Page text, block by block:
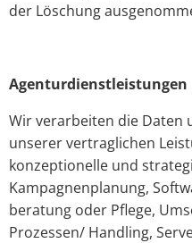
der Löschung
Agenturdienstleistungen
Wir verarbeiten die Daten
unserer vertraglichen
konzeptionelle und
Kampagnenplanung,
beratung oder Pflege,
Prozessen/ Handling,